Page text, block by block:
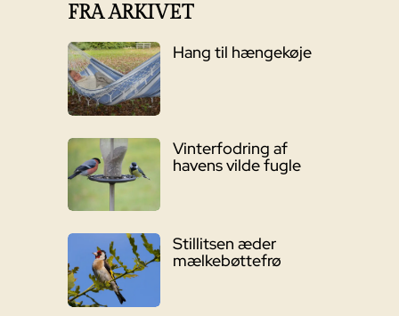
FRA ARKIVET
Hang til hængekøje
Vinterfodring af
havens vilde fugle
Stillitsen æder
mælkebøttefrø